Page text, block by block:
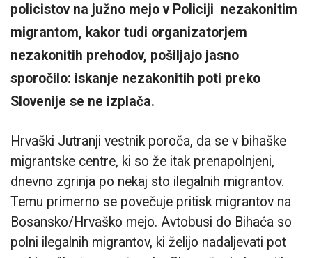
policistov na južno mejo v Policiji nezakonitim
migrantom, kakor tudi organizatorjem
nezakonitih prehodov, pošiljajo jasno
sporočilo: iskanje nezakonitih poti preko
Slovenije se ne izplača.
Hrvaški Jutranji vestnik poroča, da se v bihaške
migrantske centre, ki so že itak prenapolnjeni,
dnevno zgrinja po nekaj sto ilegalnih migrantov.
Temu primerno se povečuje pritisk migrantov na
Bosansko/Hrvaško mejo. Avtobusi do Bihaća so
polni ilegalnih migrantov, ki želijo nadaljevati pot